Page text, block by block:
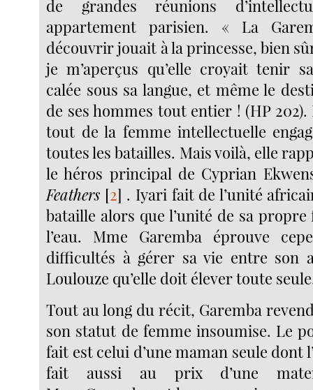
de grandes réunions
appartement parisien. « La
découvrir jouait à la princesse, bien
je m’aperçus qu’elle croyait tenir
calée sous sa langue, et même le
de ses hommes tout entier ! (HP
tout de la femme intellectuelle
toutes les batailles. Mais voilà, elle
le héros principal de Cyprian
Feathers [2] . Iyari fait de l’unité
bataille alors que l’unité de sa
l’eau. Mme Garemba éprouve
difficultés à gérer sa vie entre son
Loulouze qu’elle doit élever toute
Tout au long du récit, Garemba
son statut de femme insoumise. Le
fait est celui d’une maman seule dont
fait aussi au prix d’une